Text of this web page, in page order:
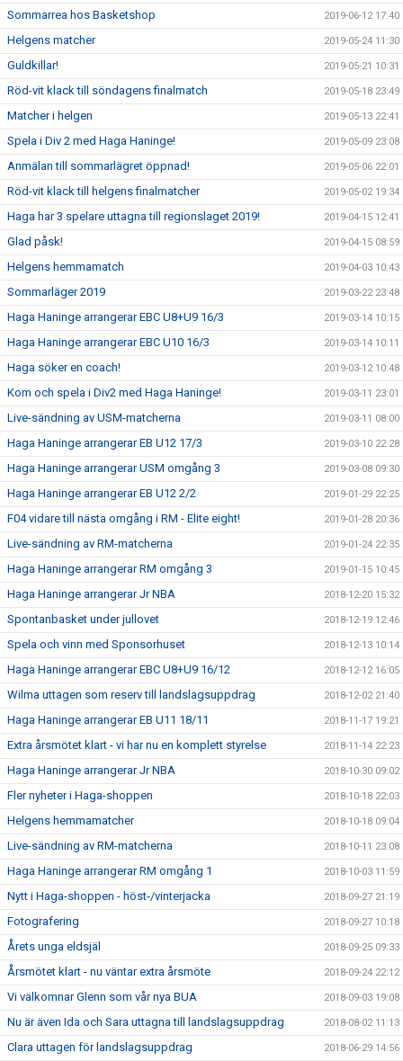
Sommarrea hos Basketshop 2019-06-12 17:40
Helgens matcher 2019-05-24 11:30
Guldkillar! 2019-05-21 10:31
Röd-vit klack till söndagens finalmatch 2019-05-18 23:49
Matcher i helgen 2019-05-13 22:41
Spela i Div 2 med Haga Haninge! 2019-05-09 23:08
Anmälan till sommarlägret öppnad! 2019-05-06 22:01
Röd-vit klack till helgens finalmatcher 2019-05-02 19:34
Haga har 3 spelare uttagna till regionslaget 2019! 2019-04-15 12:41
Glad påsk! 2019-04-15 08:59
Helgens hemmamatch 2019-04-03 10:43
Sommarläger 2019 2019-03-22 23:48
Haga Haninge arrangerar EBC U8+U9 16/3 2019-03-14 10:15
Haga Haninge arrangerar EBC U10 16/3 2019-03-14 10:11
Haga söker en coach! 2019-03-12 10:48
Kom och spela i Div2 med Haga Haninge! 2019-03-11 23:01
Live-sändning av USM-matcherna 2019-03-11 08:00
Haga Haninge arrangerar EB U12 17/3 2019-03-10 22:28
Haga Haninge arrangerar USM omgång 3 2019-03-08 09:30
Haga Haninge arrangerar EB U12 2/2 2019-01-29 22:25
F04 vidare till nästa omgång i RM - Elite eight! 2019-01-28 20:36
Live-sändning av RM-matcherna 2019-01-24 22:35
Haga Haninge arrangerar RM omgång 3 2019-01-15 10:45
Haga Haninge arrangerar Jr NBA 2018-12-20 15:32
Spontanbasket under jullovet 2018-12-19 12:46
Spela och vinn med Sponsorhuset 2018-12-13 10:14
Haga Haninge arrangerar EBC U8+U9 16/12 2018-12-12 16:05
Wilma uttagen som reserv till landslagsuppdrag 2018-12-02 21:40
Haga Haninge arrangerar EB U11 18/11 2018-11-17 19:21
Extra årsmötet klart - vi har nu en komplett styrelse 2018-11-14 22:23
Haga Haninge arrangerar Jr NBA 2018-10-30 09:02
Fler nyheter i Haga-shoppen 2018-10-18 22:03
Helgens hemmamatcher 2018-10-18 09:04
Live-sändning av RM-matcherna 2018-10-11 23:08
Haga Haninge arrangerar RM omgång 1 2018-10-03 11:59
Nytt i Haga-shoppen - höst-/vinterjacka 2018-09-27 21:19
Fotografering 2018-09-27 10:18
Årets unga eldsjäl 2018-09-25 09:33
Årsmötet klart - nu väntar extra årsmöte 2018-09-24 22:12
Vi välkomnar Glenn som vår nya BUA 2018-09-03 19:08
Nu är även Ida och Sara uttagna till landslagsuppdrag 2018-08-02 11:13
Clara uttagen för landslagsuppdrag 2018-06-29 14:56